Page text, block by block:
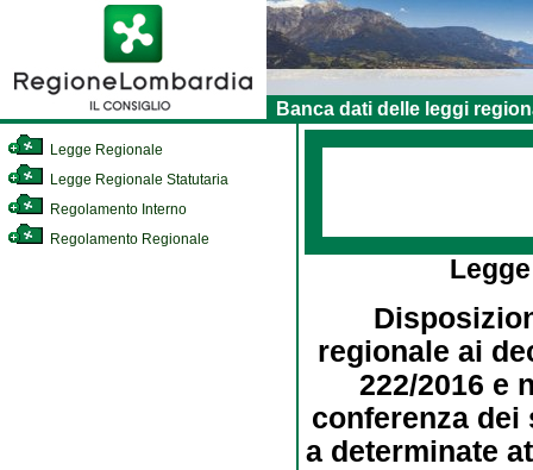
Banca dati delle leggi
Legge Regionale
Legge Regionale Statutaria
Regolamento Interno
Regolamento Regionale
regionale ai
222/2016 e
conferenza
a determinate